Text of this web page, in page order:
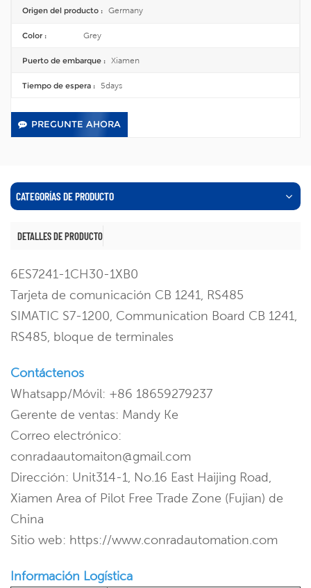
Origen del producto : Germany
Color : Grey
Puerto de embarque : Xiamen
Tiempo de espera : 5days
PREGUNTE AHORA
CATEGORÍAS DE PRODUCTO
DETALLES DE PRODUCTO
6ES7241-1CH30-1XB0
Tarjeta de comunicación CB 1241, RS485
SIMATIC S7-1200, Communication Board CB 1241,
RS485, bloque de terminales
Contáctenos
Whatsapp/Móvil: +86 18659279237
Gerente de ventas: Mandy Ke
Correo electrónico:
conradaautomaiton@gmail.com
Dirección: Unit314-1, No.16 East Haijing Road,
Xiamen Area of Pilot Free Trade Zone (Fujian) de
China
Sitio web: https://www.conradautomation.com
Información Logística